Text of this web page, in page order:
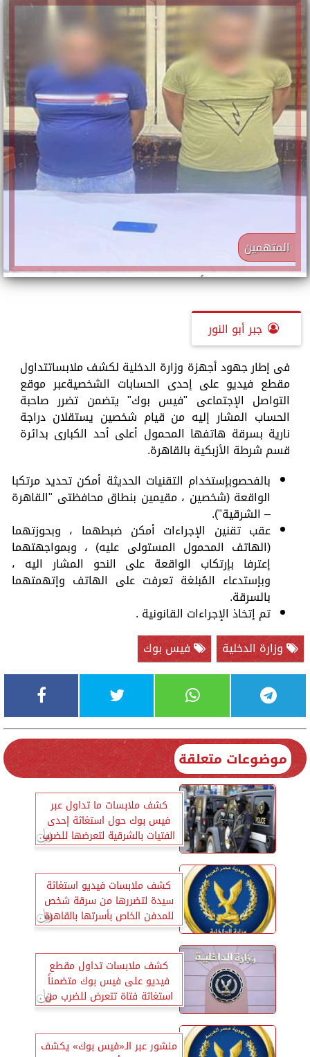
المتهمين
جبر أبو النور
فى إطار جهود أجهزة وزارة الدخلية لكشف ملابساتتداول
مقطع فيديو على إحدى الحسابات الشخصيةعبر موقع
التواصل الإجتماعى "فيس بوك" يتضمن تضرر صاحبة
الحساب المشار إليه من قيام شخصين يستقلان دراجة
نارية بسرقة هاتفها المحمول أعلى أحد الكبارى بدائرة
قسم شرطة الأزبكية بالقاهرة.
بالفحصوبإستخدام التقنيات الحديثة أمكن تحديد مرتكبا
الواقعة (شخصين ، مقيمين بنطاق محافظتى "القاهرة
– الشرقية").
عقب تقنين الإجراءات أمكن ضبطهما ، وبحوزتهما
(الهاتف المحمول المستولى عليه) ، وبمواجهتهما
إعترفا بإرتكاب الواقعة على النحو المشار اليه ،
وبإستدعاء المُبلغة تعرفت على الهاتف وإتهمتهما
بالسرقة.
تم إتخاذ الإجراءات القانونية .
وزارة الدخلية
فيس بوك
موضوعات متعلقة
كشف ملابسات ما تداول عبر
فيس بوك حول استغاثة إحدى
الفتيات بالشرقية لتعرضها للضرب
كشف ملابسات فيديو استغاثة
سيدة لتضررها من سرقة شخص
للمدفن الخاص بأسرتها بالقاهرة
كشف ملابسات تداول مقطع
فيديو على فيس بوك متضمناً
استغاثة فتاة تتعرض للضرب من
قبل والديها
منشور عبر الـ«فيس بوك» يكشف